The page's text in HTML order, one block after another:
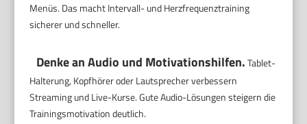
Menüs. Das macht Intervall- und Herzfrequenztraining
sicherer und schneller.
Denke an Audio und Motivationshilfen.Tablet-
Halterung, Kopfhörer oder Lautsprecher verbessern
Streaming und Live-Kurse. Gute Audio-Lösungen steigern die
Trainingsmotivation deutlich.